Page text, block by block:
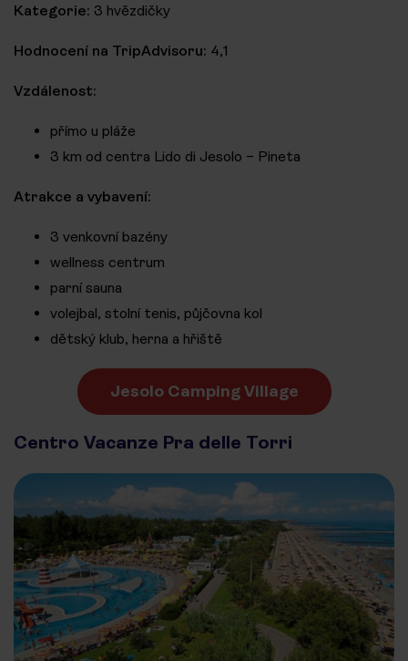
Kategorie: 3 hvězdičky
Hodnocení na TripAdvisoru: 4,1
Vzdálenost:
přímo u pláže
3 km od centra Lido di Jesolo – Pineta
Atrakce a vybavení:
3 venkovní bazény
wellness centrum
parní sauna
volejbal, stolní tenis, půjčovna kol
dětský klub, herna a hřiště
Jesolo Camping Village
Centro Vacanze Pra delle Torri